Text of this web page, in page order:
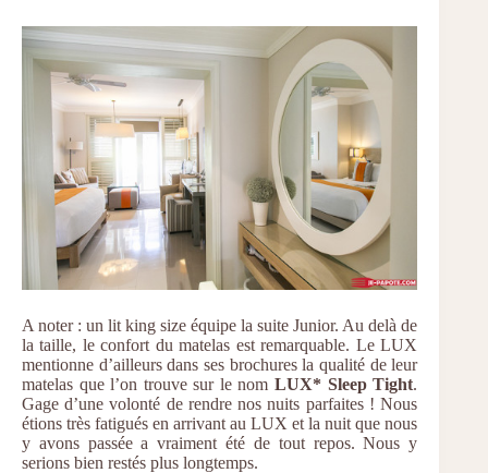
A noter : un lit king size équipe la suite Junior. Au delà de
la taille, le confort du matelas est remarquable. Le LUX
mentionne d’ailleurs dans ses brochures la qualité de leur
matelas que l’on trouve sur le nomLUX* Sleep Tight.
Gage d’une volonté de rendre nos nuits parfaites ! Nous
étions très fatigués en arrivant au LUX et la nuit que nous
y avons passée a vraiment été de tout repos. Nous y
serions bien restés plus longtemps.